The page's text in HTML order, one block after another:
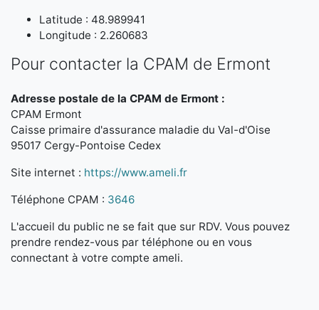
Latitude : 48.989941
Longitude : 2.260683
Pour contacter la CPAM de Ermont
Adresse postale de la CPAM de Ermont :
CPAM Ermont
Caisse primaire d'assurance maladie du Val-d'Oise
95017 Cergy-Pontoise Cedex
Site internet : https://www.ameli.fr
Téléphone CPAM : 3646
L'accueil du public ne se fait que sur RDV. Vous pouvez
prendre rendez-vous par téléphone ou en vous
connectant à votre compte ameli.